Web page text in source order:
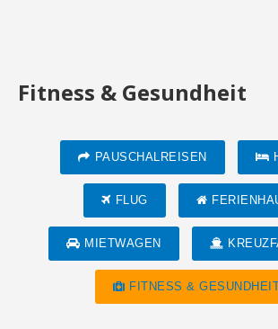
Fitness & Gesundheit
PAUSCHALREISEN
FLUG
MIETWAGEN
FITNESS &